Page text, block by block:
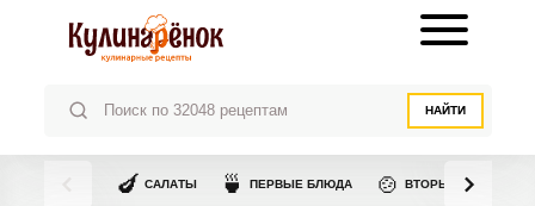
НАЙТИ
🍆 САЛАТЫ 🍵 ПЕРВЫЕ БЛЮДА 🍲 ВТОРЫЕ БЛЮДА